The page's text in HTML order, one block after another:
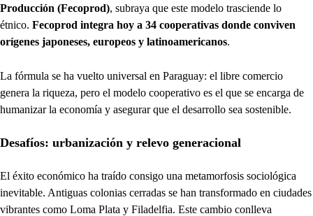
Producción (Fecoprod), subraya que este modelo trasciende lo
étnico. Fecoprod integra hoy a 34 cooperativas donde conviven
orígenes japoneses, europeos y latinoamericanos.
La fórmula se ha vuelto universal en Paraguay: el libre comercio
genera la riqueza, pero el modelo cooperativo es el que se encarga de
humanizar la economía y asegurar que el desarrollo sea sostenible.
Desafíos: urbanización y relevo generacional
El éxito económico ha traído consigo una metamorfosis sociológica
inevitable. Antiguas colonias cerradas se han transformado en ciudades
vibrantes como Loma Plata y Filadelfia. Este cambio conlleva